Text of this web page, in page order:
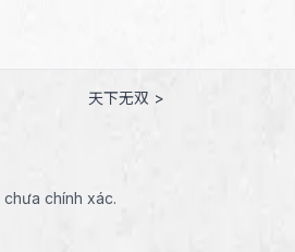
天下无双 >
chính xác.